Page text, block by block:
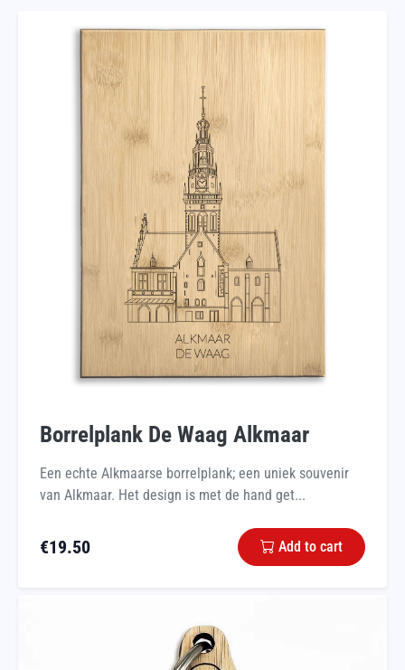
Borrelplank De Waag Alkmaar
Een echte Alkmaarse borrelplank; een uniek souvenir
van Alkmaar. Het design is met de hand get...
€19.50 Add to cart